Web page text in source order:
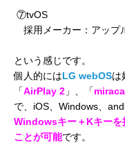
⑦tvOS
採用メーカー：アップ
という感じです。
個人的にはLG webOSは
「AirPlay 2 」、「
で、iOS、Windows、
Windowsキー＋Kキーを
ことが可能です。